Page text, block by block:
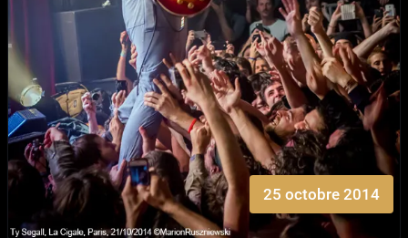
25 octobre 2014